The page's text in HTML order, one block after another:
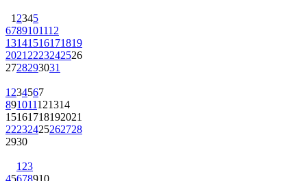
1 2345
6789101112
13141516171819
2021 2223242526
2728293031
1 234567
891011121314
15161718192021
22232425262728
2930
1 23
45678910